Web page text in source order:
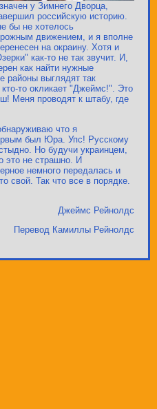
у Зимнего Дворца,
российскую историю.
бы не хотелось
движением, и я вполне
на окраину. Хотя и
как-то не так звучит. И,
как найти нужные
районы выглядят так
то окликает "Джеймс!". Это
Меня проводят к штабу, где
что я
был Юра. Упс! Русскому
Но будучи украинцем,
это не страшно. И
немного передалась и
свой. Так что все в порядке.
Джеймс Рейнолдс
Перевод Камиллы Рейнолдс